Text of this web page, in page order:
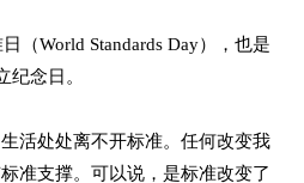
（World Standards Day），也是
纪念日。
活处处离不开标准。任何改变我
准支撑。可以说，是标准改变了